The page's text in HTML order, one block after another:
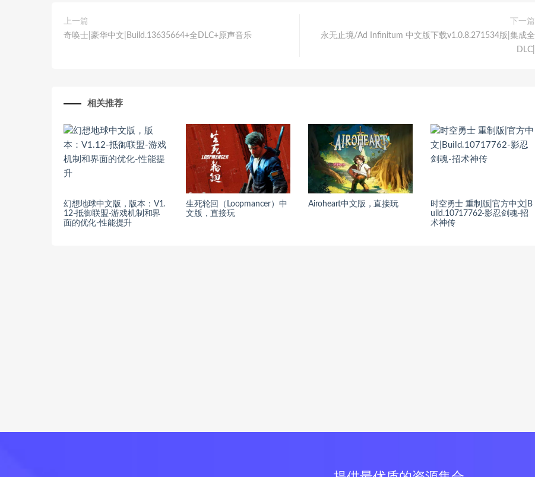
上一篇
奇唤士|豪华中文|Build.13635664+全DLC+原声音乐
下一篇
永无止境/Ad Infinitum 中文版下载v1.0.8.271534版|集成全
DLC|
相关推荐
幻想地球中文版，版本：V1.
12-抵御联盟-游戏机制和界
面的优化-性能提升
生死轮回（Loopmancer）中
文版，直接玩
Airoheart中文版，直接玩
时空勇士 重制版|官方中文|B
uild.10717762-影忍剑魂-招
术神传